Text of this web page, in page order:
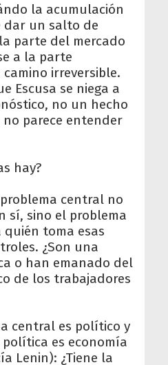
la acumulación
dar un salto de
parte del mercado
a la parte
irreversible.
Escusa se niega a
no un hecho
parece entender
hay?
central no
sí, sino el problema
toma esas
¿Son una
o han emanado del
de los trabajadores
central es político y
es economía
Lenin): ¿Tiene la